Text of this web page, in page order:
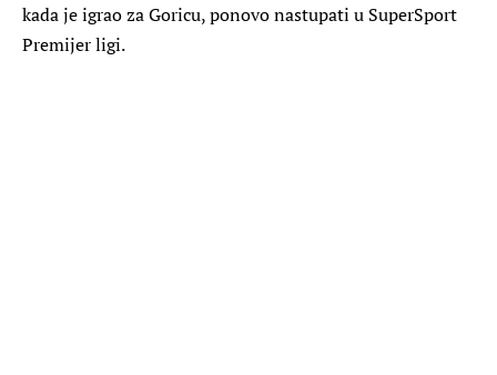
kada je igrao za Goricu, ponovo nastupati u SuperSport
Premijer ligi.